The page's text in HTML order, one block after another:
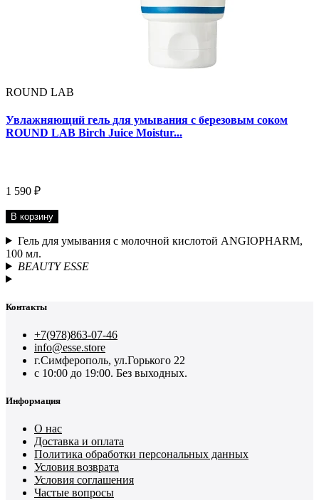
ROUND LAB
Увлажняющий гель для умывания с березовым соком
ROUND LAB Birch Juice Moistur...
1 590 ₽
В корзину
Гель для умывания с молочной кислотой ANGIOPHARM,
100 мл.
BEAUTY ESSE
Контакты
+7(978)863-07-46
info@esse.store
г.Симферополь, ул.Горького 22
с 10:00 до 19:00. Без выходных.
Информация
О нас
Доставка и оплата
Политика обработки персональных данных
Условия возврата
Условия соглашения
Частые вопросы